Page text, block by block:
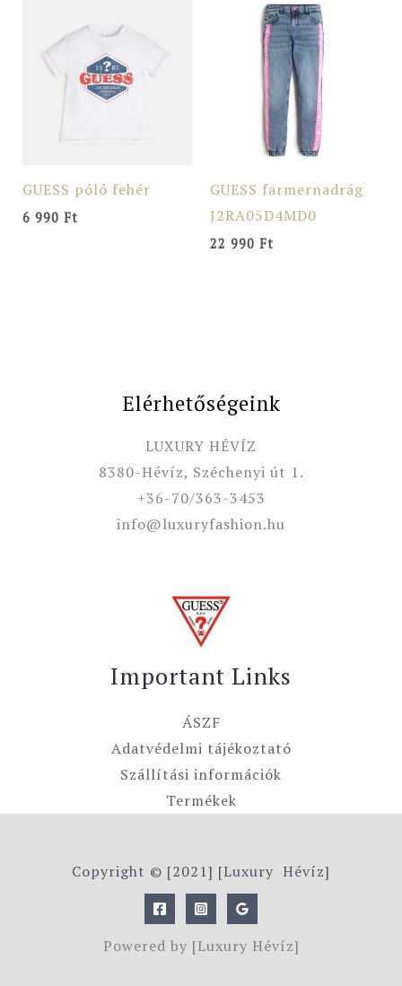
GUESS póló fehér
6 990 Ft
GUESS farmernadrág
J2RA05D4MD0
22 990 Ft
Elérhetőségeink
LUXURY HÉVÍZ
8380-Hévíz, Széchenyi út 1.
+36-70/363-3453
info@luxuryfashion.hu
Important Links
ÁSZF
Adatvédelmi tájékoztató
Szállítási információk
Termékek
Copyright © [2021] [Luxury Hévíz]
Powered by [Luxury Hévíz]